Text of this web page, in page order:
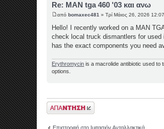
Re: MAN tga 460 '03 και ανω
απόbomaxec481 » Τρί Μάιος 26, 2026
Hello! I recently worked on a MAN
check local truck dismantlers for
has the exact components you need
Erythromycin is a macrolide antibiotic used to
options.
Δημιουργία
απάντησης
Επιστροφή στο Ιμιτασιόν Ανταλλακτικά